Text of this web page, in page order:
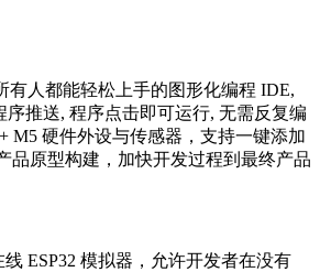
有人都能轻松上手的图形化编程 IDE,
序推送, 程序点击即可运行, 无需反复编
M5 硬件外设与传感器，支持一键添加
品原型构建，加快开发过程到最终产品
ESP32 模拟器，允许开发者在没有